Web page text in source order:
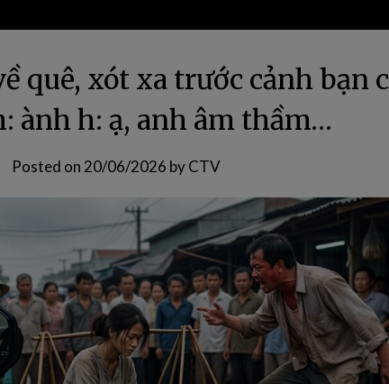
quê, xót xa trước cảnh bạn
ành h: ạ, anh âm thầm…
Posted on 20/06/2026 byCTV